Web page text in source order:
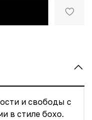
и свободы с
в стиле бохо.